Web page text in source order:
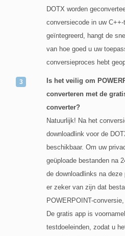
DOTX worden
conversiecode in uw
geïntegreerd, hangt de
van hoe goed u uw
conversieproces hebt
Is het veilig om
converteren met de
converter?
Natuurlijk! Na het
downloadlink voor de
beschikbaar. Om uw
geüploade bestanden na
de downloadlinks na
er zeker van zijn dat
POWERPOINT-
De gratis app is
testdoeleinden, zodat u